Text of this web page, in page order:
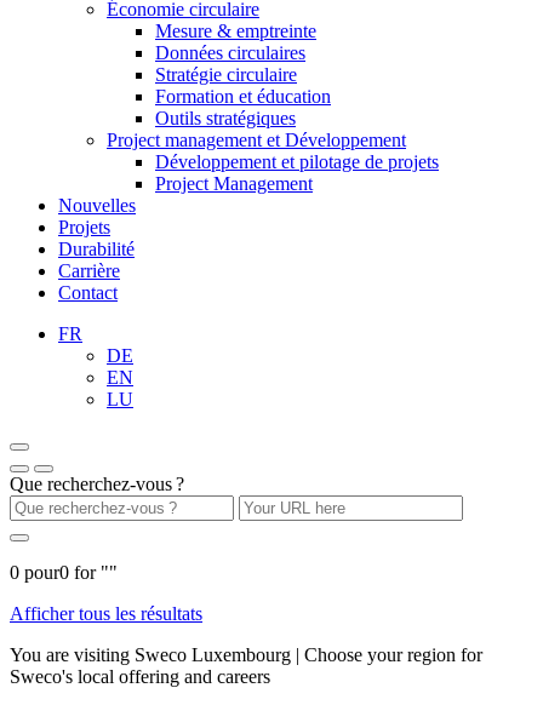
Économie circulaire
Mesure & emptreinte
Données circulaires
Stratégie circulaire
Formation et éducation
Outils stratégiques
Project management et Développement
Développement et pilotage de projets
Project Management
Nouvelles
Projets
Durabilité
Carrière
Contact
FR
DE
EN
LU
Que recherchez-vous ?
0 pour0 for ""
Afficher tous les résultats
You are visiting Sweco Luxembourg | Choose your region for
Sweco's local offering and careers